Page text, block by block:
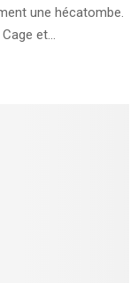
une hécatombe.
et...